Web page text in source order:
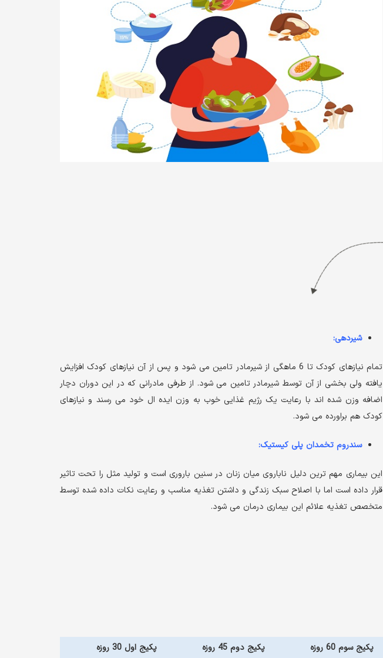
شیردهی:
تمام نیازهای کودک تا 6 ماهگی از شیرمادر تامین می شود و پس از آن نیازهای کودک افزایش
یافته ولی بخشی از آن توسط شیرمادر تامین می شود. از طرفی مادرانی که در این دوران دچار
اضافه وزن شده اند با رعایت یک رژیم غذایی خوب به وزن ایده ال خود می رسند و نیازهای
کودک هم براورده می شود.
سندروم تخمدان پلی کیستیک:
این بیماری مهم ترین دلیل ناباروی میان زنان در سنین باروری است و تولید مثل را تحت تاثیر
قرار داده است اما با اصلاح سبک زندگی و داشتن تغذیه مناسب و رعایت نکات داده شده توسط
متخصص تغذیه علائم این بیماری درمان می شود.
پکیج سوم 60 روزه پکیج دوم 45 روزه
پکیج اول 30 روزه